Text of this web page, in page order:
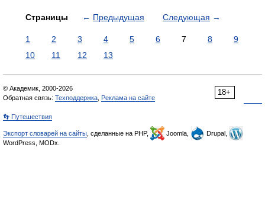
Страницы ← Предыдущая Следующая →
1 2 3 4 5 6 7 8
9
10
11 12 13
18+
© Академик, 2000-2026
Обратная связь: Техподдержка Реклама на сайте
👣 Путешествия
Экспорт словарей на сайты , сделанные на PHP, Joomla,
Drupal,
WordPress, MODx.